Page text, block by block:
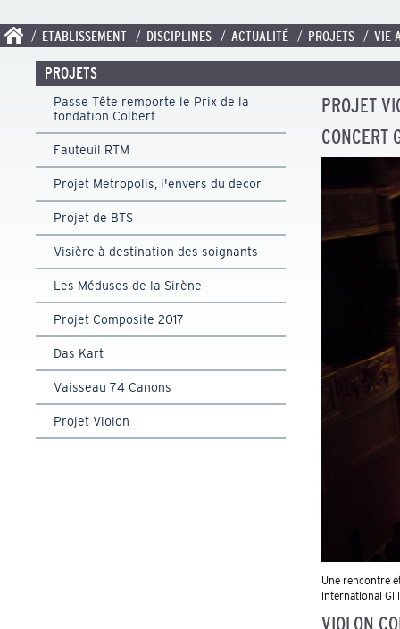
/ ETABLISSEMENT / DISCIPLINES / ACTUALITÉ / PROJETS / VIE
PROJETS
Passe Tête remporte le Prix de la
fondation Colbert
Fauteuil RTM
Projet Metropolis, l'envers du decor
Projet de BTS
Visière à destination des soignants
Les Méduses de la Sirène
Projet Composite 2017
Das Kart
Vaisseau 74 Canons
Projet Violon
PROJET
CONCERT
Une rencontre
international
VIOLON